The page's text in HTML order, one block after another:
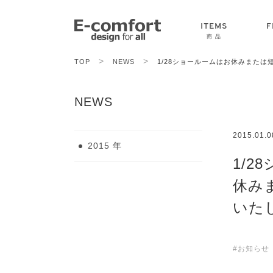
ITEMS
商 品
TOP > NEWS > 1/28ショールームはお休みまたは
NEWS
2015 年
1/28
休み
いた
#お知らせ